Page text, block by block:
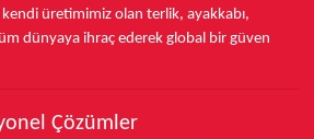
üretimimiz olan terlik, ayakkabı,
dünyaya ihraç ederek global bir güven
Çözümler